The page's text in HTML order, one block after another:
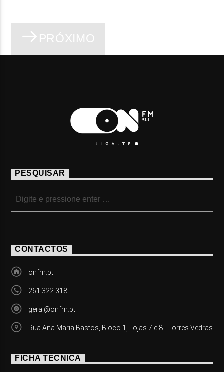
PRÓXIMO
PESQUISAR
CONTACTOS
onfm.pt
261 322 318
geral@onfm.pt
Rua Ana Maria Bastos, Bloco 1, Lojas 7 e 8 - Torres Vedras
FICHA TÉCNICA